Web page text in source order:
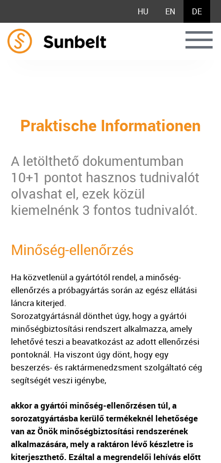
HU EN DE
Praktische Informationen
A letölthető dokumentumban
10+1 pontot hasznos tudnivalót
olvashat el, ezek közül
kiemelnénk 3 fontos tudnivalót.
Minőség-ellenőrzés
Ha közvetlenül a gyártótól rendel, a minőség-
ellenőrzés a próbagyártás során az egész ellátási
láncra kiterjed.
Sorozatgyártásnál dönthet úgy, hogy a gyártói
minőségbiztosítási rendszert alkalmazza, amely
lehetővé teszi a beavatkozást az adott ellenőrzési
pontoknál. Ha viszont úgy dönt, hogy egy
beszerzés- és raktármenedzsment szolgáltató cég
segítségét veszi igénybe,
akkor a gyártói minőség-ellenőrzésen túl, a
sorozatgyártásba kerülő termékeknél lehetősége
van az Önök minőségbiztosítási rendszerének
alkalmazására, mely a raktáron lévő készletre is
kiterjeszthető. Ezáltal a megrendelői lehívás előtt